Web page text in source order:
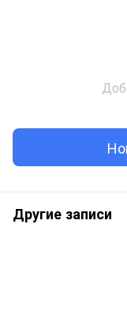
Другие записи